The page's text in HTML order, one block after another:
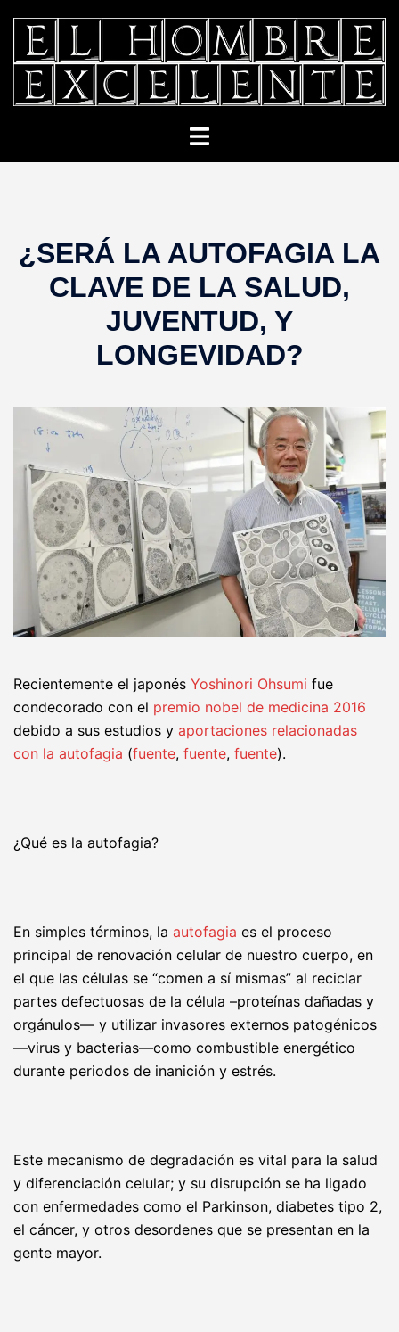
contenido
Alternar
¿SERÁ LA AUTOFAGIA LA
CLAVE DE LA SALUD,
JUVENTUD, Y
LONGEVIDAD?
Recientemente el japonés Yoshinori Ohsumi fue
condecorado con el premio nobel de medicina 2016
debido a sus estudios y aportaciones relacionadas
con la autofagia (fuente, fuente, fuente).
¿Qué es la autofagia?
En simples términos, la autofagia es el proceso
principal de renovación celular de nuestro cuerpo, en
el que las células se “comen a sí mismas” al reciclar
partes defectuosas de la célula –proteínas dañadas y
orgánulos— y utilizar invasores externos patogénicos
—virus y bacterias—como combustible energético
durante periodos de inanición y estrés.
Este mecanismo de degradación es vital para la salud
y diferenciación celular; y su disrupción se ha ligado
con enfermedades como el Parkinson, diabetes tipo 2,
el cáncer, y otros desordenes que se presentan en la
gente mayor.